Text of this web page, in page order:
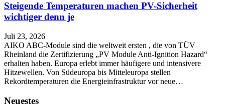
Steigende Temperaturen machen PV-Sicherheit
wichtiger denn je
Juli 23, 2026
AIKO ABC-Module sind die weltweit ersten , die von TÜV
Rheinland die Zertifizierung „PV Module Anti-Ignition Hazard“
erhalten haben. Europa erlebt immer häufigere und intensivere
Hitzewellen. Von Südeuropa bis Mitteleuropa stellen
Rekordtemperaturen die Energieinfrastruktur vor neue…
Neuestes